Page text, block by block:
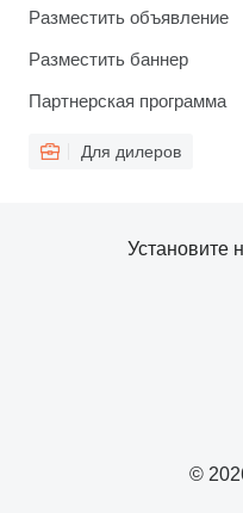
Разместить объявление
Разместить баннер
Партнерская программа
Для дилеров
©
Установите